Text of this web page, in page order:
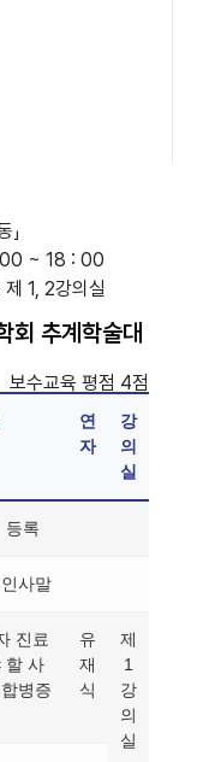
~ 18 : 00
1, 2강의실
회 추계학술대
보수교육 평점 4점
연
자
강
의
실
등록
사말
진료
할 사
병증
유
재
식
제
1
강
의
실